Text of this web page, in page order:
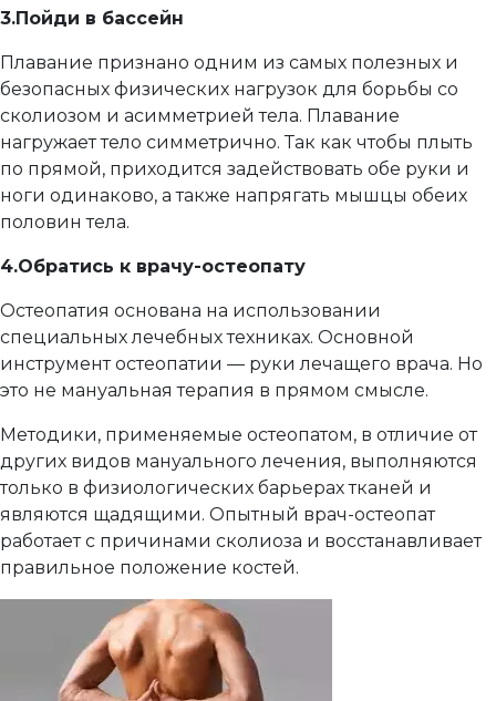
3.Пойди в бассейн
Плавание признано одним из самых полезных и
безопасных физических нагрузок для борьбы со
сколиозом и асимметрией тела. Плавание
нагружает тело симметрично. Так как чтобы плыть
по прямой, приходится задействовать обе руки и
ноги одинаково, а также напрягать мышцы обеих
половин тела.
4.Обратись к врачу-остеопату
Остеопатия основана на использовании
специальных лечебных техниках. Основной
инструмент остеопатии — руки лечащего врача. Но
это не мануальная терапия в прямом смысле.
Методики, применяемые остеопатом, в отличие от
других видов мануального лечения, выполняются
только в физиологических барьерах тканей и
являются щадящими. Опытный врач-остеопат
работает с причинами сколиоза и восстанавливает
правильное положение костей.